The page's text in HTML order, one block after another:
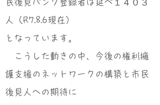
民後見バンク登録者は延べ１４０３
人（R7.8.6現在）
となっています。
こうした動きの中、今後の権利擁
護支援のネットワークの構築と市民
後見人への期待に